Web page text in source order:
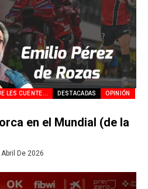
LES CUENTE... DESTACADAS
OPINIÓN
en el Mundial (de la
Abril De 2026